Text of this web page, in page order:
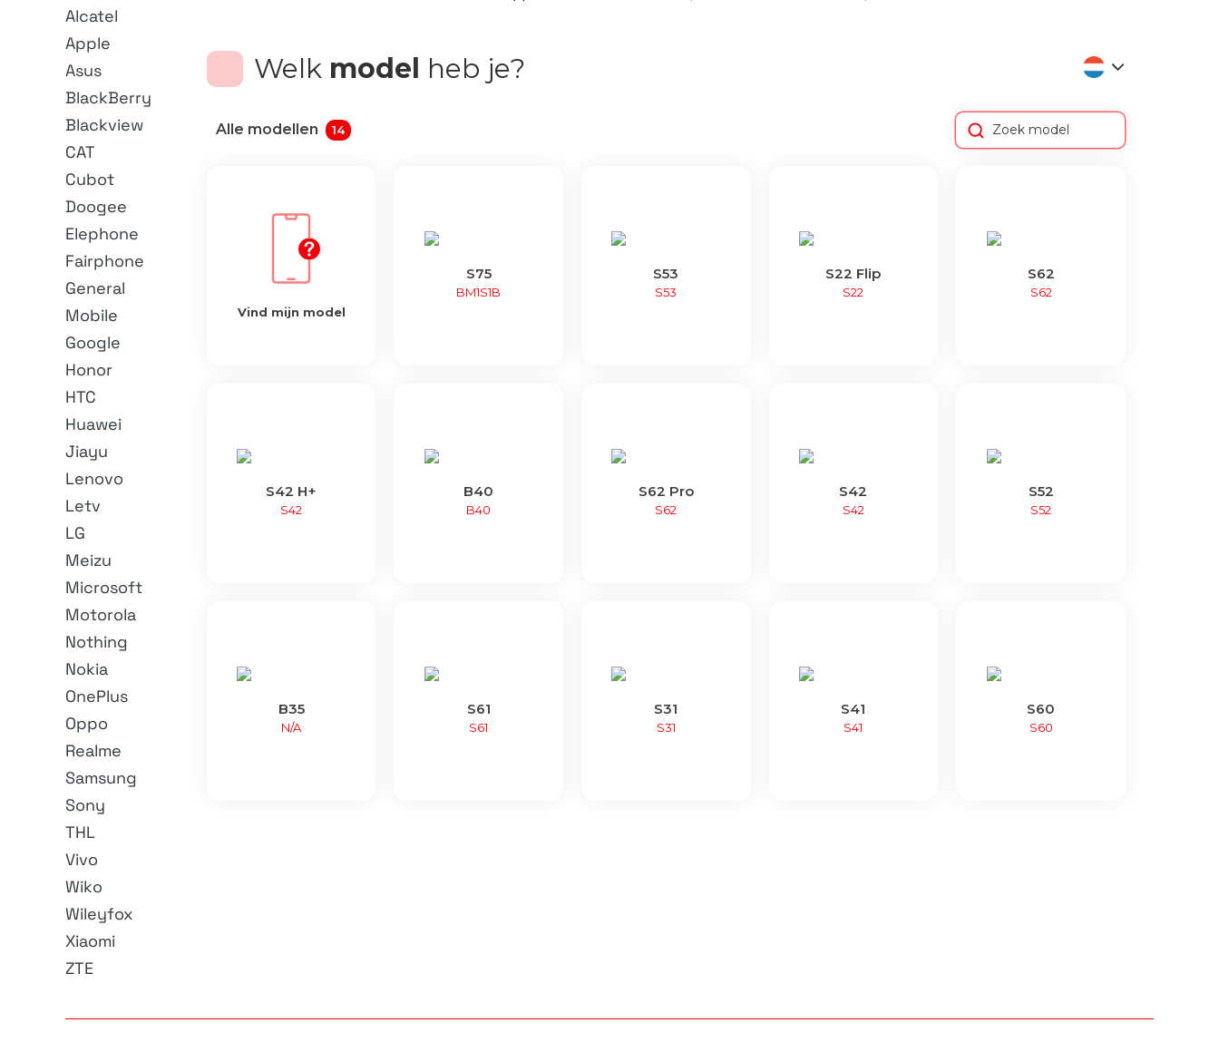
Alcatel
Apple
Asus
BlackBerry
Blackview
CAT
Cubot
Doogee
Elephone
Fairphone
General
Mobile
Google
Honor
HTC
Huawei
Jiayu
Lenovo
Letv
LG
Meizu
Microsoft
Motorola
Nothing
Nokia
OnePlus
Oppo
Realme
Samsung
Sony
THL
Vivo
Wiko
Wileyfox
Xiaomi
ZTE
Welk model heb je?
Alle modellen 14
Vind mijn model
S75
BM1S1B
S53
S53
S22 Flip
S22
S62
S62
S42 H+
S42
B40
B40
S62 Pro
S62
S42
S42
S52
S52
B35
N/A
S61
S61
S31
S31
S41
S41
S60
S60